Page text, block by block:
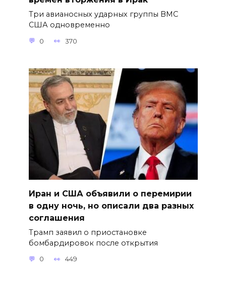
Три авианосных ударных группы ВМС
США одновременно
0 370
Иран и США объявили о перемирии
в одну ночь, но описали два разных
соглашения
Трамп заявил о приостановке
бомбардировок после открытия
0 449